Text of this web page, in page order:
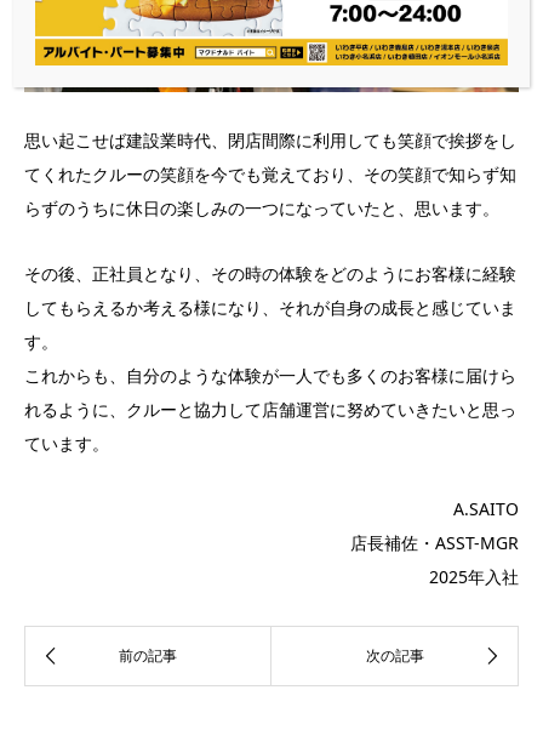
思い起こせば建設業時代、閉店間際に利用しても笑顔で挨拶をし
てくれたクルーの笑顔を今でも覚えており、その笑顔で知らず知
らずのうちに休日の楽しみの一つになっていたと、思います。
その後、正社員となり、その時の体験をどのようにお客様に経験
してもらえるか考える様になり、それが自身の成長と感じていま
す。
これからも、自分のような体験が一人でも多くのお客様に届けら
れるように、クルーと協力して店舗運営に努めていきたいと思っ
ています。
A.SAITO
店長補佐・ASST-MGR
2025年入社